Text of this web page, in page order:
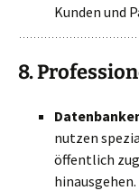
Kunden und
8.
nutzen
öffentlich